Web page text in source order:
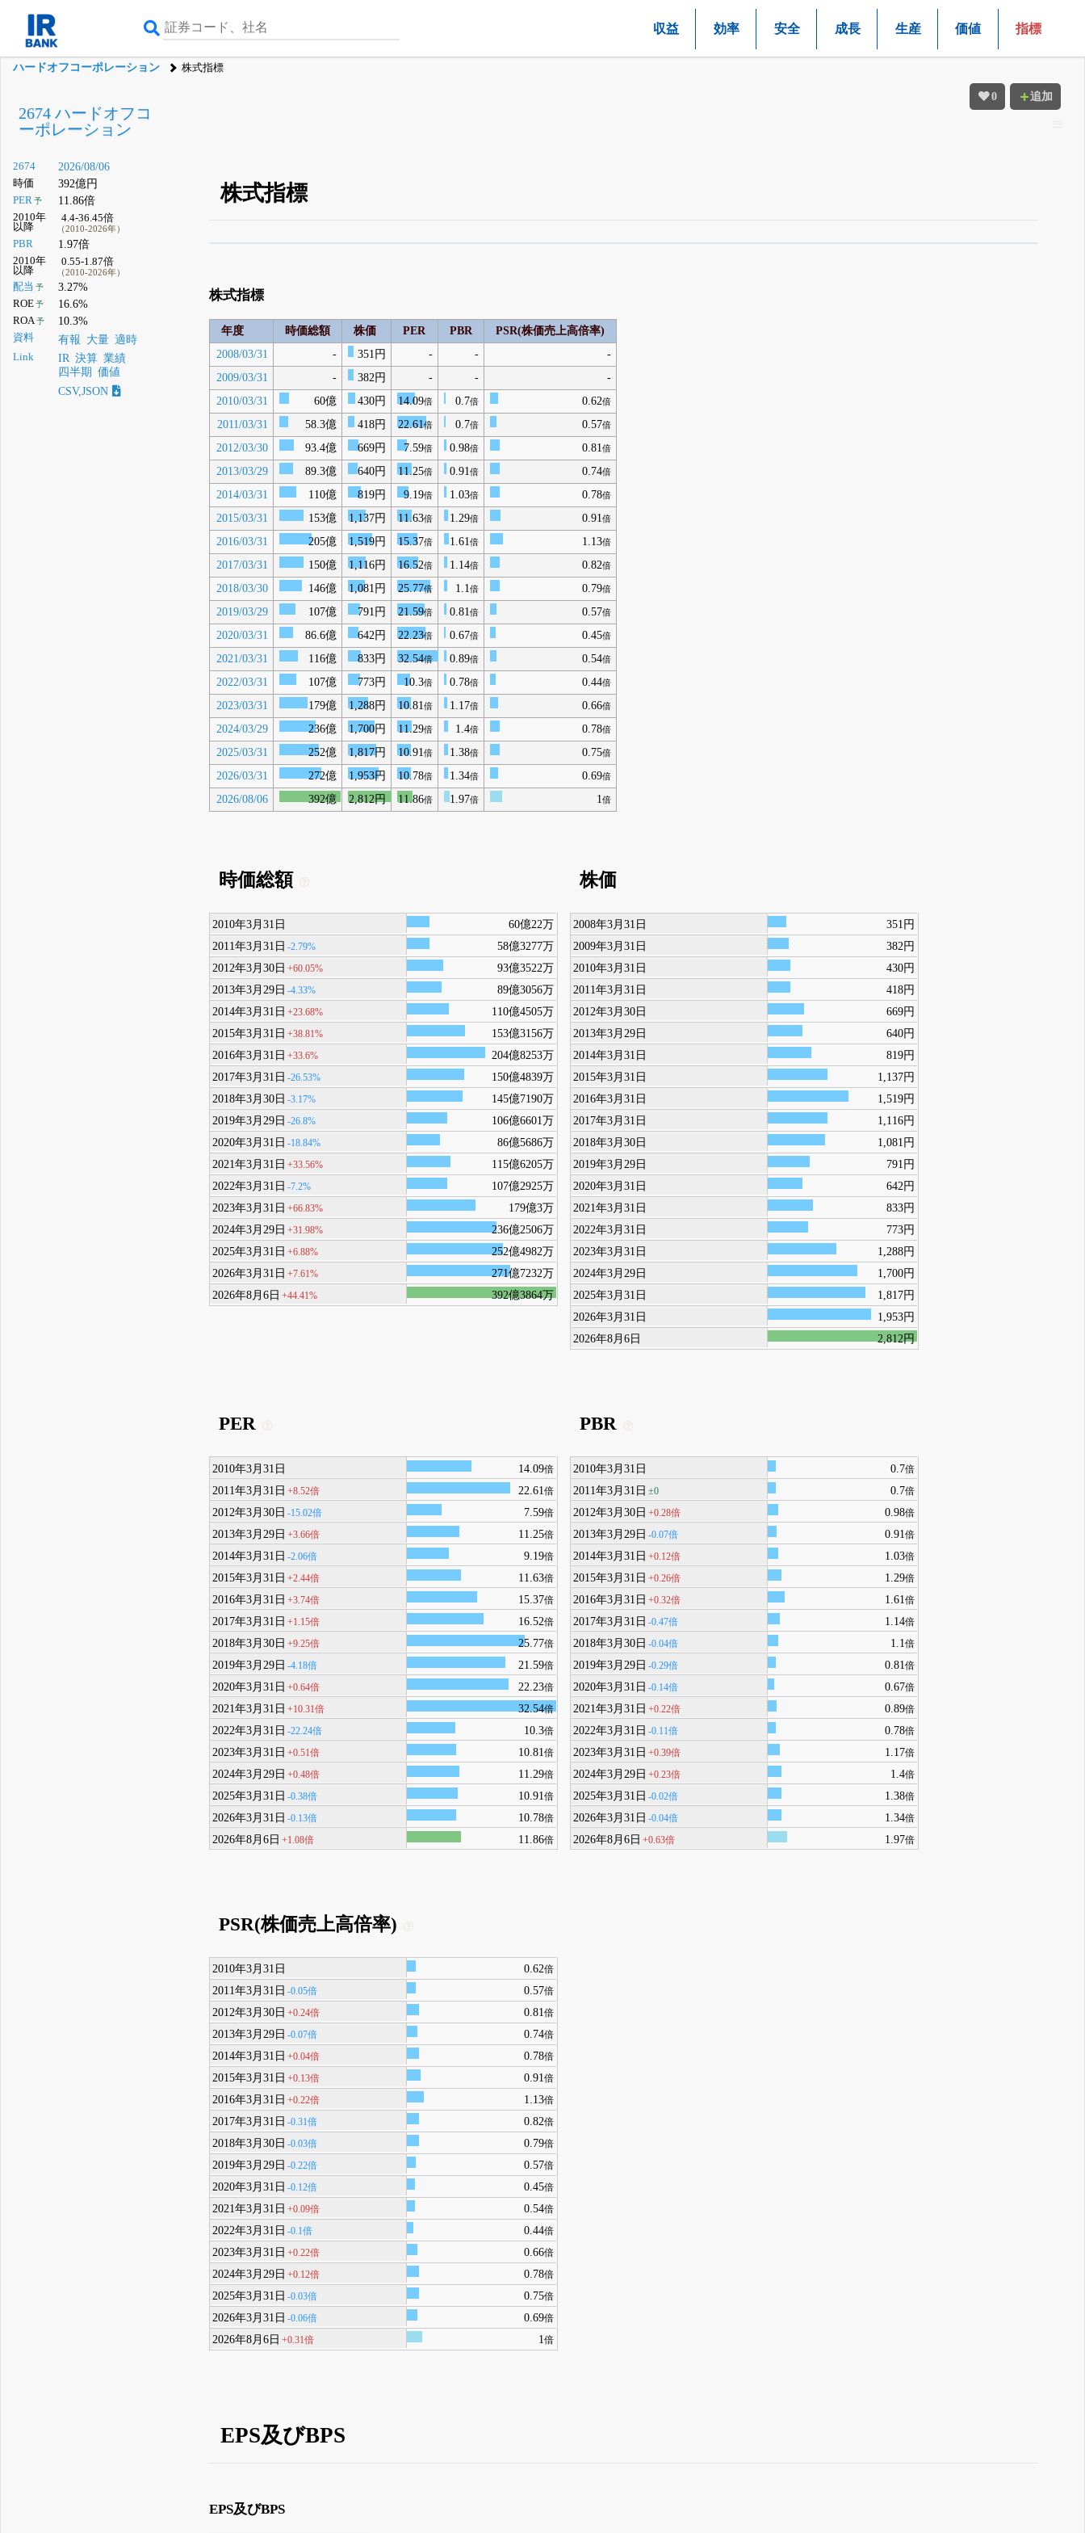
収益 効率 安全 成長 生産 価値 指標
ハードオフコーポレーション 株式指標
0 追加
2674 ハードオフコ
ーポレーション
2674 2026/08/06
時価 392億円
PER予 11.86倍
2010年
以降
4.4-36.45倍
（2010-2026年）
PBR 1.97倍
2010年
以降
0.55-1.87倍
（2010-2026年）
配当 予 3.27%
ROE予 16.6%
ROA予 10.3%
資料 有報 大量 適時
Link IR 決算 業績
四半期
価値
CSV,JSON
株式指標
登録すると永久30%OFFと米株版の先行利用も付きます
株式指標
年度 時価総額 株価 PER PBR
PSR(株価売上高倍率)
2008/03/31
- 351円 - -
-
2009/03/31
- 382円 - -
-
2010/03/31
60億 430円 14.09倍 0.7倍 0.62倍
2011/03/31 58.3億 418円 22.61倍 0.7倍 0.57倍
2012/03/30 93.4億 669円 7.59倍 0.98倍 0.81倍
2013/03/29 89.3億 640円 11.25倍 0.91倍 0.74倍
2014/03/31 110億 819円 9.19倍 1.03倍 0.78倍
2015/03/31 153億 1,137円 11.63倍 1.29倍 0.91倍
2016/03/31 205億 1,519円 15.37倍 1.61倍 1.13倍
2017/03/31 150億 1,116円 16.52倍 1.14倍 0.82倍
2018/03/30 146億 1,081円 25.77倍 1.1倍 0.79倍
2019/03/29 107億 791円 21.59倍 0.81倍 0.57倍
2020/03/31 86.6億 642円 22.23倍 0.67倍 0.45倍
2021/03/31 116億 833円 32.54倍 0.89倍 0.54倍
2022/03/31 107億 773円 10.3倍 0.78倍 0.44倍
2023/03/31 179億 1,288円 10.81倍 1.17倍 0.66倍
2024/03/29 236億 1,700円 11.29倍 1.4倍 0.78倍
2025/03/31 252億 1,817円 10.91倍 1.38倍 0.75倍
2026/03/31 272億 1,953円 10.78倍 1.34倍 0.69倍
2026/08/06 392億 2,812円 11.86倍 1.97倍 1倍
時価総額
2010年3月31日
60億22万
2011年3月31日 -2.79%
58億3277万
2012年3月30日 +60.05%
93億3522万
2013年3月29日 -4.33%
89億3056万
2014年3月31日 +23.68%
110億4505万
2015年3月31日 +38.81%
153億3156万
2016年3月31日 +33.6%
204億8253万
2017年3月31日 -26.53%
150億4839万
2018年3月30日 -3.17%
145億7190万
2019年3月29日 -26.8%
106億6601万
2020年3月31日 -18.84%
86億5686万
2021年3月31日 +33.56%
115億6205万
2022年3月31日 -7.2%
107億2925万
2023年3月31日 +66.83%
179億3万
2024年3月29日 +31.98%
236億2506万
2025年3月31日 +6.88%
252億4982万
2026年3月31日 +7.61%
271億7232万
2026年8月6日 +44.41% 392億3864万
株価
2008年3月31日
351円
2009年3月31日
382円
2010年3月31日
430円
2011年3月31日
418円
2012年3月30日
669円
2013年3月29日
640円
2014年3月31日
819円
2015年3月31日
1,137円
2016年3月31日
1,519円
2017年3月31日
1,116円
2018年3月30日
1,081円
2019年3月29日
791円
2020年3月31日
642円
2021年3月31日
833円
2022年3月31日
773円
2023年3月31日
1,288円
2024年3月29日
1,700円
2025年3月31日
1,817円
2026年3月31日
1,953円
2026年8月6日
2,812円
PER
2010年3月31日 14.09倍
2011年3月31日 +8.52倍 22.61倍
2012年3月30日 -15.02倍 7.59倍
2013年3月29日 +3.66倍 11.25倍
2014年3月31日 -2.06倍 9.19倍
2015年3月31日 +2.44倍 11.63倍
2016年3月31日 +3.74倍 15.37倍
2017年3月31日 +1.15倍 16.52倍
2018年3月30日 +9.25倍 25.77倍
2019年3月29日 -4.18倍 21.59倍
2020年3月31日 +0.64倍 22.23倍
2021年3月31日 +10.31倍 32.54倍
2022年3月31日 -22.24倍 10.3倍
2023年3月31日 +0.51倍 10.81倍
2024年3月29日 +0.48倍 11.29倍
2025年3月31日 -0.38倍 10.91倍
2026年3月31日 -0.13倍 10.78倍
2026年8月6日 +1.08倍 11.86倍
PBR
2010年3月31日 0.7倍
2011年3月31日 ±0 0.7倍
2012年3月30日 +0.28倍 0.98倍
2013年3月29日 -0.07倍 0.91倍
2014年3月31日 +0.12倍 1.03倍
2015年3月31日 +0.26倍 1.29倍
2016年3月31日 +0.32倍 1.61倍
2017年3月31日 -0.47倍 1.14倍
2018年3月30日 -0.04倍 1.1倍
2019年3月29日 -0.29倍 0.81倍
2020年3月31日 -0.14倍 0.67倍
2021年3月31日 +0.22倍 0.89倍
2022年3月31日 -0.11倍 0.78倍
2023年3月31日 +0.39倍 1.17倍
2024年3月29日 +0.23倍 1.4倍
2025年3月31日 -0.02倍 1.38倍
2026年3月31日 -0.04倍 1.34倍
2026年8月6日 +0.63倍 1.97倍
PSR(株価売上高倍率)
2010年3月31日 0.62倍
2011年3月31日 -0.05倍 0.57倍
2012年3月30日 +0.24倍 0.81倍
2013年3月29日 -0.07倍 0.74倍
2014年3月31日 +0.04倍 0.78倍
2015年3月31日 +0.13倍 0.91倍
2016年3月31日 +0.22倍 1.13倍
2017年3月31日 -0.31倍 0.82倍
2018年3月30日 -0.03倍 0.79倍
2019年3月29日 -0.22倍 0.57倍
2020年3月31日 -0.12倍 0.45倍
2021年3月31日 +0.09倍 0.54倍
2022年3月31日 -0.1倍 0.44倍
2023年3月31日 +0.22倍 0.66倍
2024年3月29日 +0.12倍 0.78倍
2025年3月31日 -0.03倍 0.75倍
2026年3月31日 -0.06倍 0.69倍
2026年8月6日 +0.31倍 1倍
EPS及びBPS
EPS及びBPS